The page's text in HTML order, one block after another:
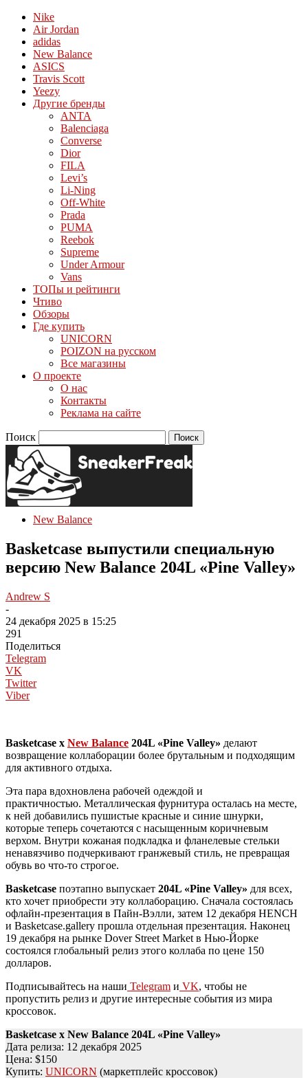
Nike
Air Jordan
adidas
New Balance
ASICS
Travis Scott
Yeezy
Другие бренды
ANTA
Balenciaga
Converse
Dior
FILA
Levi’s
Li-Ning
Off-White
Prada
PUMA
Reebok
Supreme
Under Armour
Vans
ТОПы и рейтинги
Чтиво
Обзоры
Где купить
UNICORN
POIZON на русском
Все магазины
О проекте
О нас
Контакты
Реклама на сайте
Поиск
New Balance
Basketcase выпустили специальную
версию New Balance 204L «Pine Valley»
Andrew S
-
24 декабря 2025 в 15:25
291
Поделиться
Telegram
VK
Twitter
Viber
Basketcase x New Balance 204L «Pine Valley» делают
возвращение коллаборации более брутальным и подходящим
для активного отдыха.
Эта пара вдохновлена рабочей одеждой и
практичностью. Металлическая фурнитура осталась на месте,
к ней добавились пушистые красные и синие шнурки,
которые теперь сочетаются с насыщенным коричневым
верхом. Внутри кожаная подкладка и фланелевые стельки
ненавязчиво подчеркивают гранжевый стиль, не превращая
обувь во что-то строгое.
Basketcase поэтапно выпускает 204L «Pine Valley» для всех,
кто хочет приобрести эту коллаборацию. Сначала состоялась
офлайн-презентация в Пайн-Вэлли, затем 12 декабря HENCH
и Basketcase.gallery прошла отдельная презентация. Наконец
19 декабря на рынке Dover Street Market в Нью-Йорке
состоялся глобальный релиз этого коллаба по цене 150
долларов.
Подписывайтесь на наши Telegram и VK, чтобы не
пропустить релиз и другие интересные события из мира
кроссовок.
Basketcase x New Balance 204L «Pine Valley»
Дата релиза: 12 декабря 2025
Цена: $150
Купить: UNICORN (маркетплейс кроссовок)